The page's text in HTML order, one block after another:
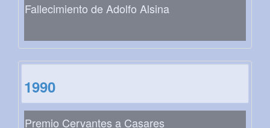
Fallecimiento de Adolfo Alsina
1990
Premio Cervantes a Casares